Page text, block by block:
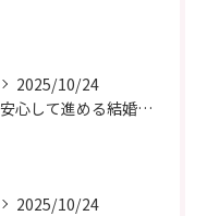
2025/10/24
安心して進める結婚相談所の利用法
2025/10/24